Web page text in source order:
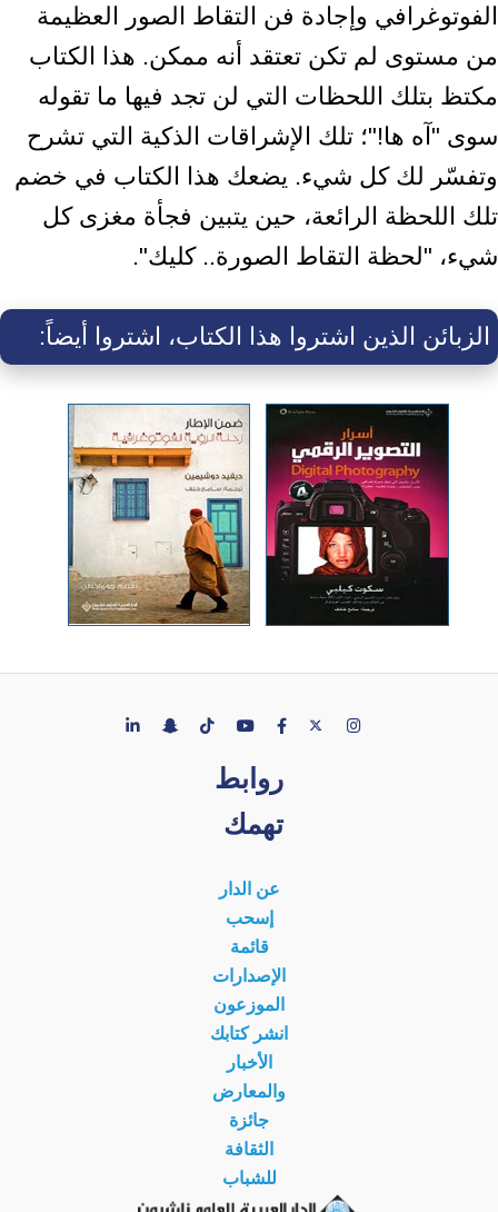
الفوتوغرافي وإجادة فن التقاط الصور العظيمة
من مستوى لم تكن تعتقد أنه ممكن. هذا الكتاب
مكتظ بتلك اللحظات التي لن تجد فيها ما تقوله
سوى "آه ها!"؛ تلك الإشراقات الذكية التي تشرح
وتفسّر لك كل شيء. يضعك هذا الكتاب في خضم
تلك اللحظة الرائعة، حين يتبين فجأة مغزى كل
شيء، "لحظة التقاط الصورة.. كليك".
الزبائن الذين اشتروا هذا الكتاب، اشتروا أيضاً:
روابط
تهمك
عن الدار
إسحب
قائمة
الإصدارات
الموزعون
انشر كتابك
الأخبار
والمعارض
جائزة
الثقافة
للشباب